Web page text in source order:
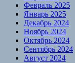
Февраль 2025
Январь 2025
Декабрь 2024
Ноябрь 2024
Октябрь 2024
Сентябрь 2024
Август 2024